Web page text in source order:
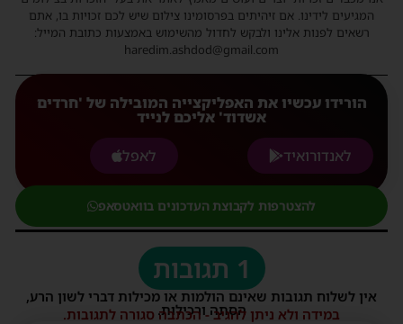
המגיעים לידינו. אם זיהיתים בפרסומינו צילום שיש לכם זכויות בו, אתם
רשאים לפנות אלינו ולבקש לחדול מהשימוש באמצעות כתובת המייל:
haredim.ashdod@gmail.com
הורידו עכשיו את האפליקצייה המובילה של 'חרדים
אשדוד' אליכם לנייד
לאנדורואיד
לאפל
להצטרפות לקבוצת העדכונים בוואטסאפ
1 תגובות
אין לשלוח תגובות שאינם הולמות או מכילות דברי לשון הרע,
הסתה ורכילות.
במידה ולא ניתן להגיב - הכתבה סגורה לתגובות.